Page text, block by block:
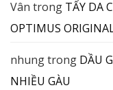
Vân trong TẨY DA
OPTIMUS
nhungtrong DẦU
NHIỀU GÀU